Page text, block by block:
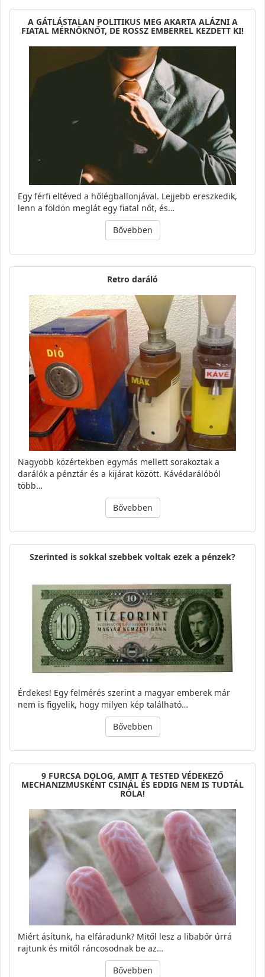
A GÁTLÁSTALAN POLITIKUS MEG AKARTA ALÁZNI A
FIATAL MÉRNÖKNŐT, DE ROSSZ EMBERREL KEZDETT KI!
Egy férfi eltéved a hőlégballonjával. Lejjebb ereszkedik,
lenn a földön meglát egy fiatal nőt, és…
Bővebben
Retro daráló
Nagyobb közértekben egymás mellett sorakoztak a
darálók a pénztár és a kijárat között. Kávédarálóból
több…
Bővebben
Szerinted is sokkal szebbek voltak ezek a pénzek?
Érdekes! Egy felmérés szerint a magyar emberek már
nem is figyelik, hogy milyen kép található…
Bővebben
9 FURCSA DOLOG, AMIT A TESTED VÉDEKEZŐ
MECHANIZMUSKÉNT CSINÁL ÉS EDDIG NEM IS TUDTÁL
RÓLA!
Miért ásítunk, ha elfáradunk? Mitől lesz a libabőr úrrá
rajtunk és mitől ráncosodnak be az…
Bővebben